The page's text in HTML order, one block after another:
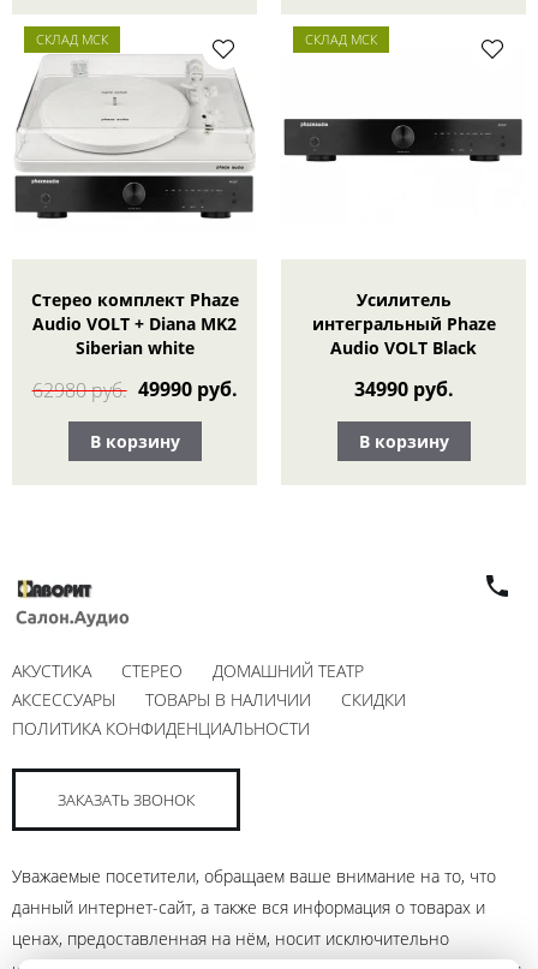
СКЛАД МСК
Стерео комплект Phaze
Audio VOLT + Diana MK2
Siberian white
62980 руб. 49990 руб.
В корзину
СКЛАД МСК
Усилитель
интегральный Phaze
Audio VOLT Black
34990 руб.
В корзину
АКУСТИКА СТЕРЕО
ДОМАШНИЙ ТЕАТР
АКСЕССУАРЫ
ТОВАРЫ В НАЛИЧИИ
СКИДКИ
ПОЛИТИКА КОНФИДЕНЦИАЛЬНОСТИ
ЗАКАЗАТЬ ЗВОНОК
Уважаемые посетители, обращаем ваше внимание на то, что
данный интернет-сайт, а также вся информация о товарах и
ценах, предоставленная на нём, носит исключительно